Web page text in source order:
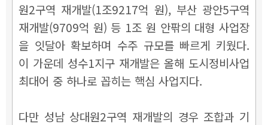
원2구역 재개발(1조9217억 원), 부산 광안5구역
재개발(9709억 원) 등 1조 원 안팎의 대형 사업장
을 잇달아 확보하며 수주 규모를 빠르게 키웠다.
이 가운데 성수1지구 재개발은 올해 도시정비사업
최대어 중 하나로 꼽히는 핵심 사업지다.
다만 성남 상대원2구역 재개발의 경우 조합과 기